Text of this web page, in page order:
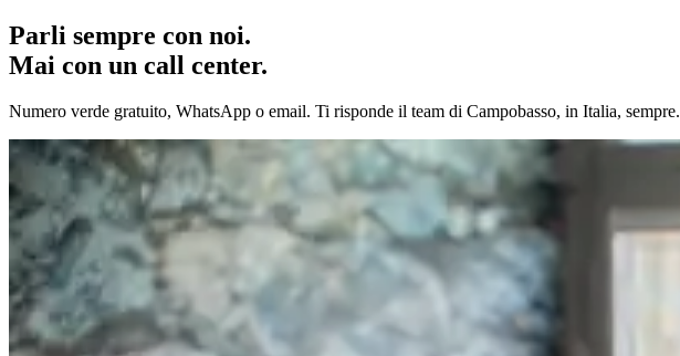
Parli sempre con noi.
Mai con un call center.
Numero verde gratuito, WhatsApp o email. Ti risponde il team di Campobasso, in Italia, sempre.